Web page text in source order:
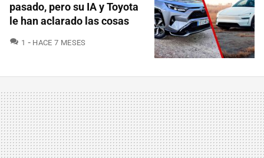
pasado, pero su IA y Toyota
le han aclarado las cosas
1 COMENTARIOS
HACE 7 MESES